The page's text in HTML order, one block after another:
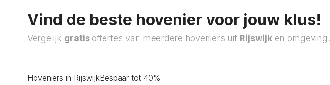
Vind de beste hovenier voor jouw klus!
Vergelijk gratis offertes van meerdere hoveniers uit Rijswijk en omgeving.
Hoveniers in RijswijkBespaar tot 40%